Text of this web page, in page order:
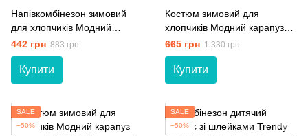
Напівкомбінезон зимовий
для хлопчиків Модний
карапуз 03-00745
графітовий 92 см (2 роки)
442 грн 883 грн
Купити
Костюм зимовий для
хлопчиків Модний карапуз
Art blue 03-00672 блакитний
92 см (2 роки)
665 грн 1 330 грн
Купити
SALE
−50%
SALE
−50%